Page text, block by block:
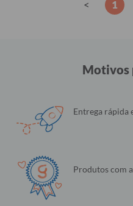
< 1
Motivos
Entrega rápida
Produtos com